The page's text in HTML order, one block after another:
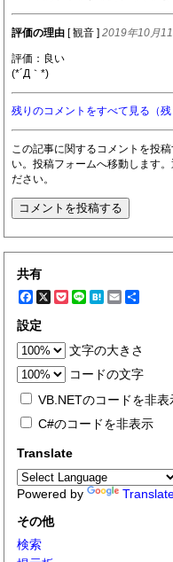
評価の理由 [ 観音 ] 2019年10月
評価：良い
(*´Д｀*)
残りのコメントをすべて見る（残
この記事に関するコメントを投
い。投稿フォームへ移動します
ださい。
共有
Facebook
X PocketLineHatenaEmail
設定
文字の大きさ
コードの文字
VB.NETのコードを非表
C#のコードを非表示
Translate
Powered by
その他
検索